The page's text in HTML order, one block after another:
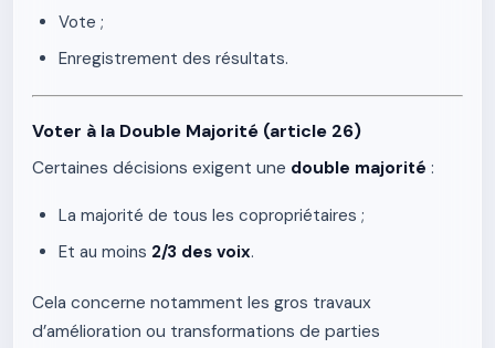
Vote ;
Enregistrement des résultats.
Voter à la Double Majorité (article 26)
Certaines décisions exigent une double majorité :
La majorité de tous les copropriétaires ;
Et au moins 2/3 des voix.
Cela concerne notamment les gros travaux
d’amélioration ou transformations de parties